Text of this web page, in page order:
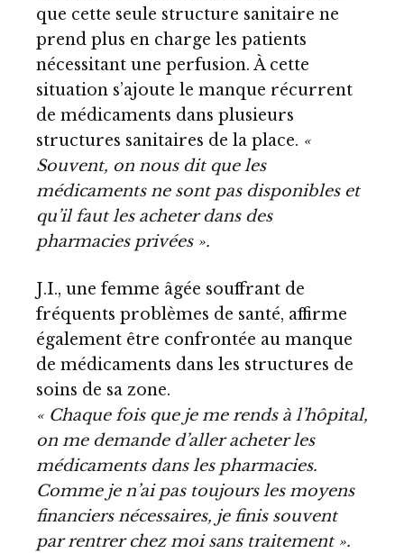
que cette seule structure sanitaire ne
prend plus en charge les patients
nécessitant une perfusion. À cette
situation s’ajoute le manque récurrent
de médicaments dans plusieurs
structures sanitaires de la place. «
Souvent, on nous dit que les
médicaments ne sont pas disponibles et
qu’il faut les acheter dans des
pharmacies privées ».
J.I., une femme âgée souffrant de
fréquents problèmes de santé, affirme
également être confrontée au manque
de médicaments dans les structures de
soins de sa zone.
« Chaque fois que je me rends à l’hôpital,
on me demande d’aller acheter les
médicaments dans les pharmacies.
Comme je n’ai pas toujours les moyens
financiers nécessaires, je finis souvent
par rentrer chez moi sans traitement ».